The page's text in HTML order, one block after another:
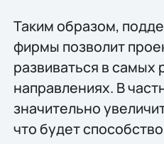
Таким образом,
фирмы позволит
развиваться в самых
направлениях. В
значительно
что будет